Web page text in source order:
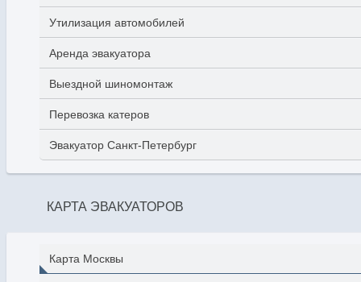
Утилизация автомобилей
Аренда эвакуатора
Выездной шиномонтаж
Перевозка катеров
Эвакуатор Санкт-Петербург
КАРТА ЭВАКУАТОРОВ
Карта Москвы